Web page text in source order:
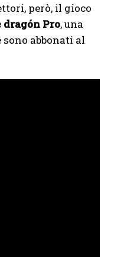
però, il gioco
dragón Pro, una
abbonati al